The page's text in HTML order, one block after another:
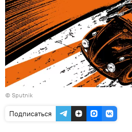
© Sputnik
Подписаться